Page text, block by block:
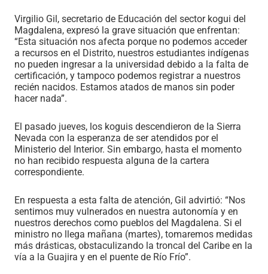
Virgilio Gil, secretario de Educación del sector kogui del
Magdalena, expresó la grave situación que enfrentan:
“Esta situación nos afecta porque no podemos acceder
a recursos en el Distrito, nuestros estudiantes indígenas
no pueden ingresar a la universidad debido a la falta de
certificación, y tampoco podemos registrar a nuestros
recién nacidos. Estamos atados de manos sin poder
hacer nada”.
El pasado jueves, los koguis descendieron de la Sierra
Nevada con la esperanza de ser atendidos por el
Ministerio del Interior. Sin embargo, hasta el momento
no han recibido respuesta alguna de la cartera
correspondiente.
En respuesta a esta falta de atención, Gil advirtió: “Nos
sentimos muy vulnerados en nuestra autonomía y en
nuestros derechos como pueblos del Magdalena. Si el
ministro no llega mañana (martes), tomaremos medidas
más drásticas, obstaculizando la troncal del Caribe en la
vía a la Guajira y en el puente de Río Frío”.